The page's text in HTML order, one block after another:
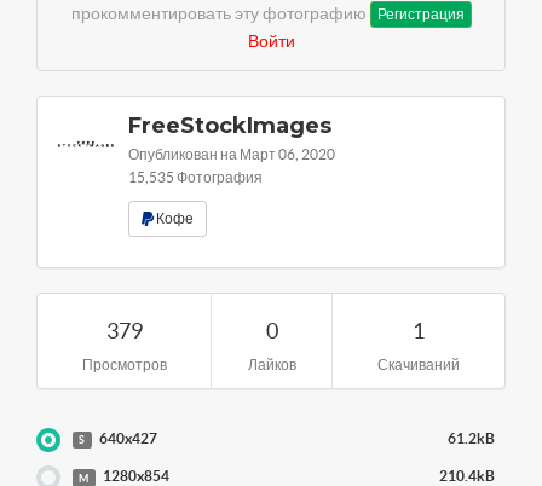
прокомментировать эту фотографию
Регистрация
Войти
FreeStockImages
Опубликован на Март 06, 2020
15,535 Фотография
Кофе
379
Просмотров
0
Лайков
1
Скачиваний
S 640x427 61.2kB
M 1280x854 210.4kB